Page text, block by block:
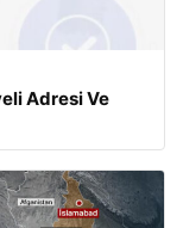
Adresi Ve